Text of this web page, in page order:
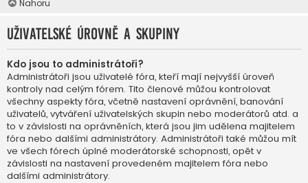
Nahoru
Uživatelské úrovně a skupiny
Kdo jsou to administrátoři?
Administrátoři jsou uživatelé fóra, kteří mají nejvyšší úroveň
kontroly nad celým fórem. Tito členové můžou kontrolovat
všechny aspekty fóra, včetně nastavení oprávnění, banování
uživatelů, vytváření uživatelských skupin nebo moderátorů atd. a
to v závislosti na oprávněních, která jsou jim udělena majitelem
fóra nebo dalšími administrátory. Administrátoři také můžou mít
ve všech fórech úplné moderátorské schopnosti, opět v
závislosti na nastavení provedeném majitelem fóra nebo
dalšími administrátory.